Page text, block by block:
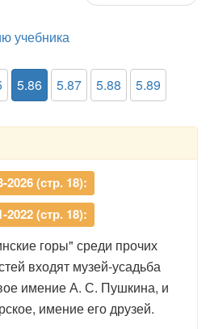
учебника
5.86 5.87 5.88 5.89
(стр. 18):
(стр. 18):
горы" среди прочих
входят музей-усадьба
имение А. С. Пушкина, и
имение его друзей.